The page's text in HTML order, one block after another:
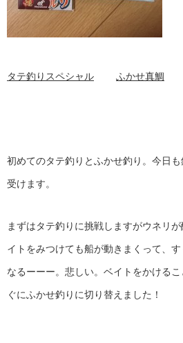
タテ釣りスペシャル ふかせ真鯛
初めてのタテ釣りとふかせ釣り。今日
受けます。
まずはタテ釣りに挑戦しますがウネリ
イトをみつけても船が動きまくって、
なるーーー。悲しい。ベイトをかける
ぐにふかせ釣りに切り替えました！